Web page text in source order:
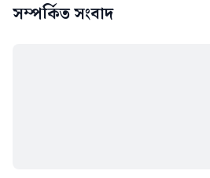
সম্পর্কিত সংবাদ